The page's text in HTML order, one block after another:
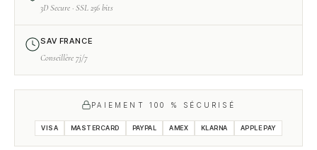
3D Secure · SSL 256 bits
SAV FRANCE
Conseillère 7j/7
PAIEMENT 100 % SÉCURISÉ
VISA MASTERCARD PAYPAL AMEX KLARNA APPLE PAY